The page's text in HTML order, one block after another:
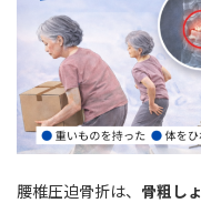
腰椎圧迫骨折は、 骨粗し